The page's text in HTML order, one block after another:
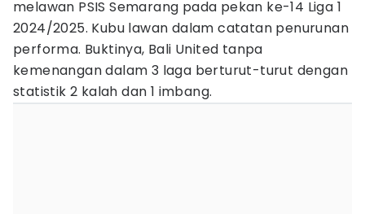
melawan PSIS Semarang pada pekan ke-14 Liga 1
2024/2025. Kubu lawan dalam catatan penurunan
performa. Buktinya, Bali United tanpa
kemenangan dalam 3 laga berturut-turut dengan
statistik 2 kalah dan 1 imbang.